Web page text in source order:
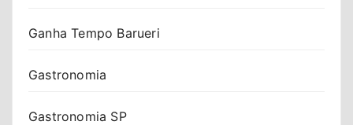
Ganha Tempo Barueri
Gastronomia
Gastronomia SP